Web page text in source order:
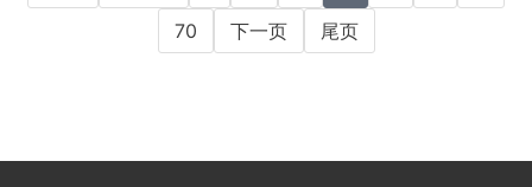
70
下一页 尾页